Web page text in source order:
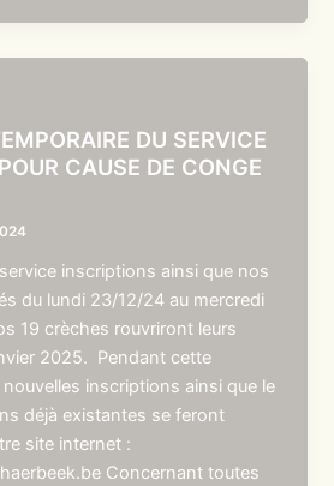
DU SERVICE
CAUSE DE CONGE
inscriptions ainsi que nos
du lundi 23/12/24 au mercredi
19 crèches rouvriront leurs
2025. Pendant cette
inscriptions ainsi que le
déjà existantes se feront
site internet :
Concernant toutes